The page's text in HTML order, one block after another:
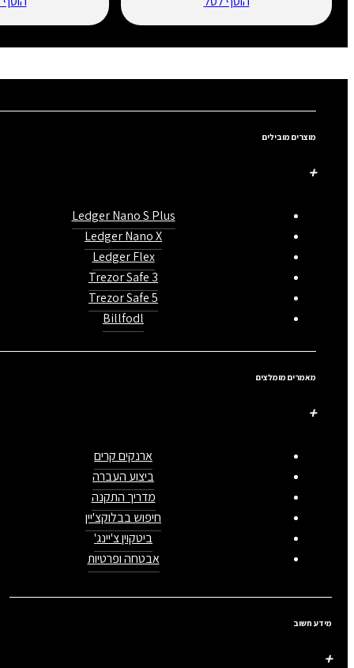
מוצרים מובילים
Ledger Nano S Plus
Ledger Nano X
Ledger Flex
Trezor Safe 3
Trezor Safe 5
Billfodl
מאמרים מומלצים
ארנקים קרים
ביצוע העברה
מדריך התקנה
חיפוש בבלוקצ'יין
ביטקוין צ'יינג'
אבטחה ופרטיות
מידע חשוב